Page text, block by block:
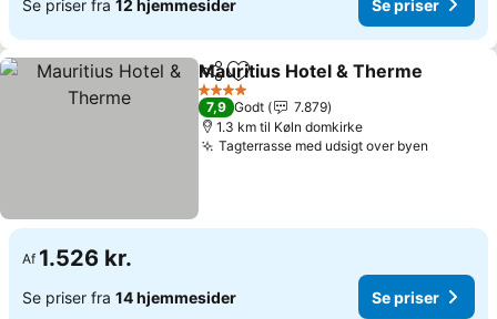
Se priser fra 12 hjemmesider Se priser
Del Føj til favoritter
Mauritius Hotel & Therme
4 Stjerner
7,9 Godt
7.879
1.3 km til Køln domkirke
Tagterrasse med udsigt over byen
Af 1.526 kr.
Se priser fra 14 hjemmesider Se priser